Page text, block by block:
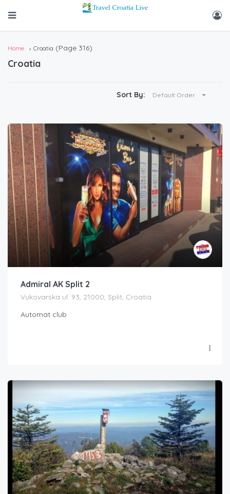
Home Croatia (Page 316)
Croatia
Sort By: Default Order
Admiral AK Split 2
Vukovarska ul. 93, 21000, Split, Croatia
Automat club